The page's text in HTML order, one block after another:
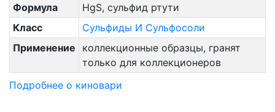
Формула
HgS, сульфид ртути
Класс
Сульфиды И Сульфосоли
Применение
коллекционные образцы, гранят
только для коллекционеров
Подробнее о киновари